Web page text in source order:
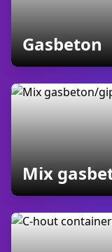
Gasbeton
Mix